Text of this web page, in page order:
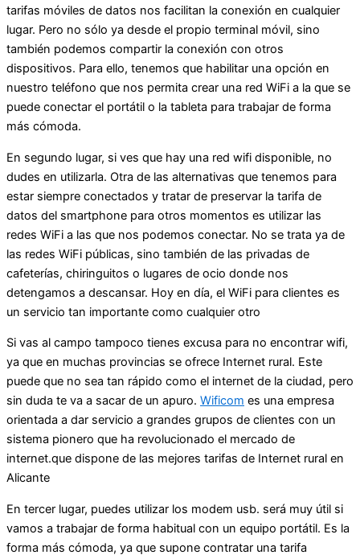
tarifas móviles de datos nos facilitan la conexión en cualquier
lugar. Pero no sólo ya desde el propio terminal móvil, sino
también podemos compartir la conexión con otros
dispositivos. Para ello, tenemos que habilitar una opción en
nuestro teléfono que nos permita crear una red WiFi a la que se
puede conectar el portátil o la tableta para trabajar de forma
más cómoda.
En segundo lugar, si ves que hay una red wifi disponible, no
dudes en utilizarla. Otra de las alternativas que tenemos para
estar siempre conectados y tratar de preservar la tarifa de
datos del smartphone para otros momentos es utilizar las
redes WiFi a las que nos podemos conectar. No se trata ya de
las redes WiFi públicas, sino también de las privadas de
cafeterías, chiringuitos o lugares de ocio donde nos
detengamos a descansar. Hoy en día, el WiFi para clientes es
un servicio tan importante como cualquier otro
Si vas al campo tampoco tienes excusa para no encontrar wifi,
ya que en muchas provincias se ofrece Internet rural. Este
puede que no sea tan rápido como el internet de la ciudad, pero
sin duda te va a sacar de un apuro. Wificom es una empresa
orientada a dar servicio a grandes grupos de clientes con un
sistema pionero que ha revolucionado el mercado de
internet.que dispone de las mejores tarifas de Internet rural en
Alicante
En tercer lugar, puedes utilizar los modem usb. será muy útil si
vamos a trabajar de forma habitual con un equipo portátil. Es la
forma más cómoda, ya que supone contratar una tarifa